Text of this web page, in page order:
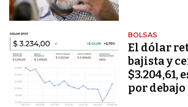
BOLSAS
El dólar
bajista y
$3.204,61,
por debajo